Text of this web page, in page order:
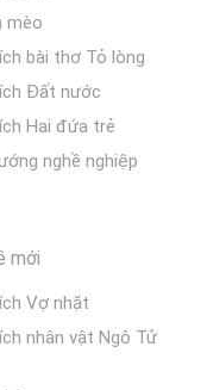
mèo
bài thơ Tỏ lòng
Đất nước
Hai đứa trẻ
nghề nghiệp
mới
Vợ nhặt
nhân vật Ngô Tử